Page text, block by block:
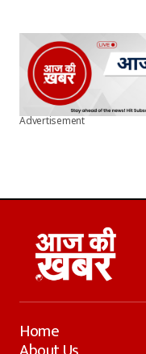
Advertisement
Home